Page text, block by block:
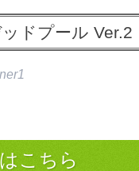
ドプール Ver.2
こちら